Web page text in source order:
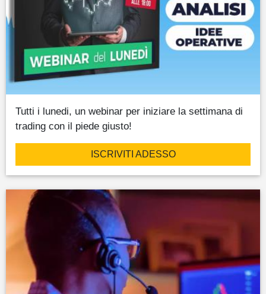
Tutti i lunedi, un webinar per iniziare la settimana di
trading con il piede giusto!
ISCRIVITI ADESSO